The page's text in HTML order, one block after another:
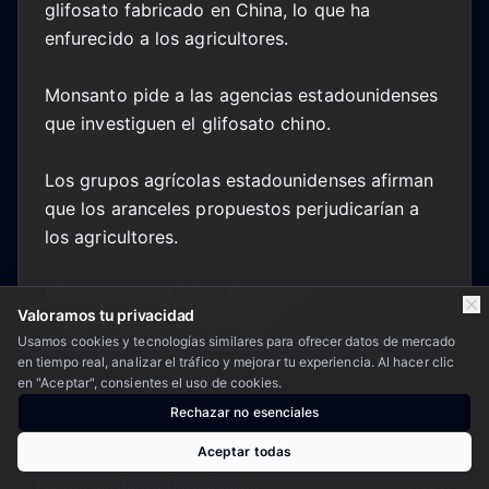
glifosato fabricado en China, lo que ha
enfurecido a los agricultores.
Monsanto pide a las agencias estadounidenses
que investiguen el glifosato chino.
Los grupos agrícolas estadounidenses afirman
que los aranceles propuestos perjudicarían a
los agricultores.
Monsanto es el único fabricante
estadounidense de glifosato.
Valoramos tu privacidad
Usamos cookies y tecnologías similares para ofrecer datos de mercado
en tiempo real, analizar el tráfico y mejorar tu experiencia. Al hacer clic
en "Aceptar", consientes el uso de cookies.
Rechazar no esenciales
Aceptar todas